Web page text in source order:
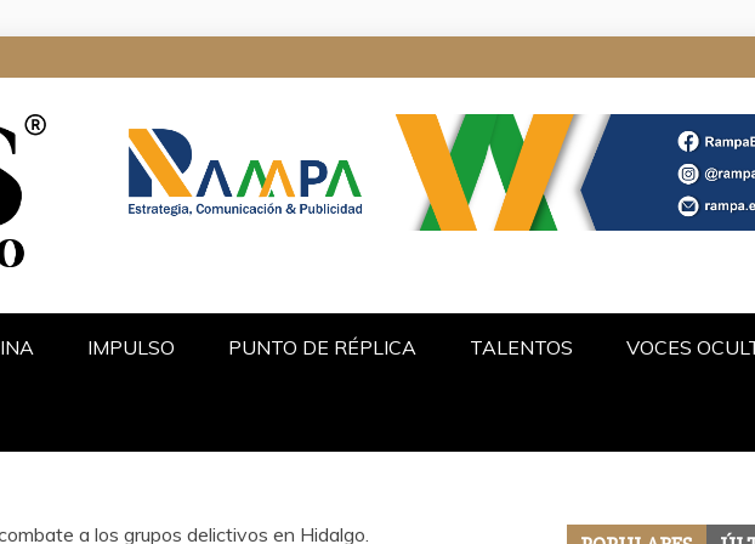
IMPULSO PUNTO DE RÉPLICA TALENTOS VOCES
a los grupos delictivos en Hidalgo.